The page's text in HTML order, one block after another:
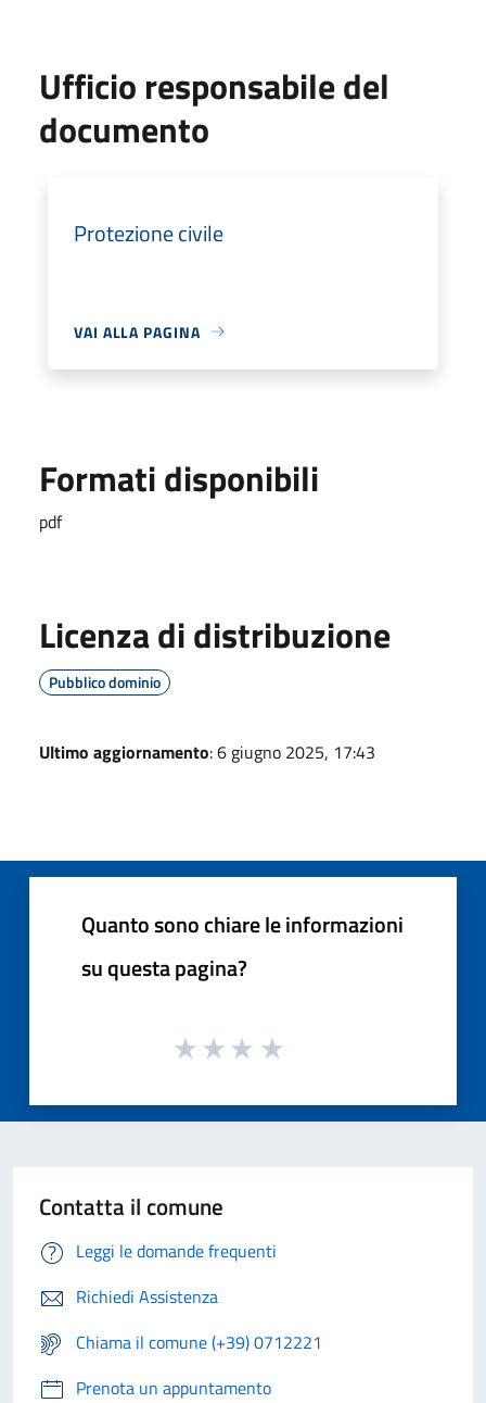
Ufficio responsabile del
documento
Protezione civile
VAI ALLA PAGINA
Formati disponibili
pdf
Licenza di distribuzione
Pubblico dominio
Ultimo aggiornamento: 6 giugno 2025, 17:43
Quanto sono chiare le informazioni
su questa pagina?
Contatta il comune
Leggi le domande frequenti
Richiedi Assistenza
Chiama il comune (+39) 0712221
Prenota un appuntamento